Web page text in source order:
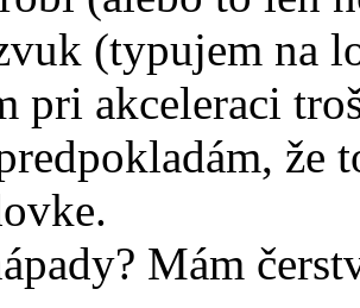
(typujem na
pri akceleraci
Mám